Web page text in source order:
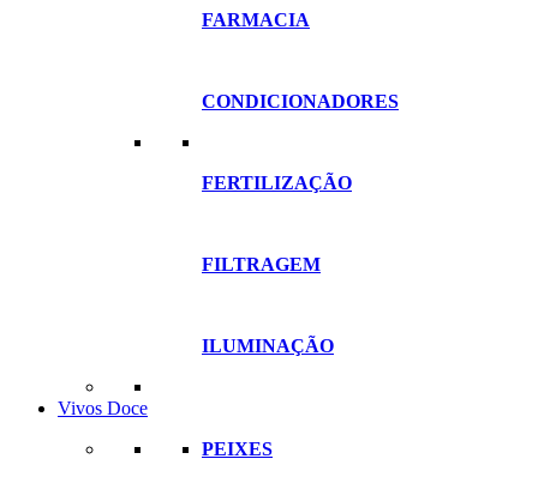
FARMACIA
CONDICIONADORES
FERTILIZAÇÃO
FILTRAGEM
ILUMINAÇÃO
Vivos Doce
PEIXES